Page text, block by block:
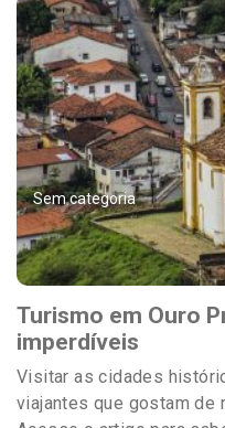
Sem categoria
Turismo em Ouro
imperdíveis
Visitar as cidades
viajantes que gostam de